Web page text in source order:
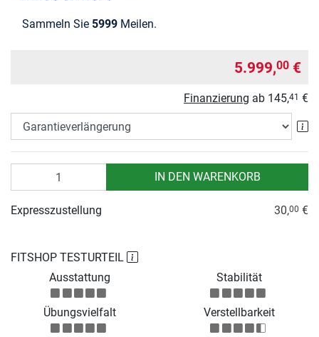
Sammeln Sie 5999 Meilen.
5.999,00 €
Finanzierung ab 145,41 €
IN DEN WARENKORB
FITSHOP TESTURTEIL
Ausstattung
Stabilität
Übungsvielfalt Verstellbarkeit
Expresszustellung 30,00 €